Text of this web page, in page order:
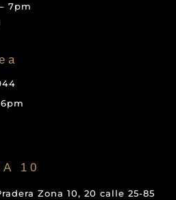
7pm
10
Zona 10, 20 calle 25-85